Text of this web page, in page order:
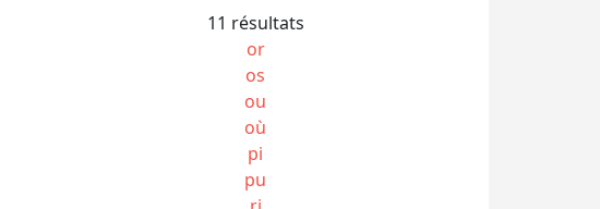
11 résultats
or
os
ou
où
pi
pu